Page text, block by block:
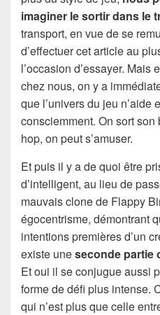
imaginer le sortir dans le
transport, en vue de se
d’effectuer cet article au
l’occasion d’essayer.
chez nous, on y a
que l’univers du jeu n’aide
consciemment. On sort
hop, on peut s’amuser.
Et puis il y a de quoi être
d’intelligent, au lieu de
mauvais clone de Flappy
égocentrisme, démontrant
intentions premières d’un
existe uneseconde partie
Et oui il se conjugue aussi
forme de défi plus intense.
qui n’est plus que celle